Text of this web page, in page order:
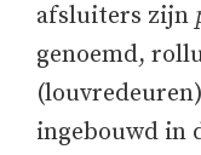
afsluiters zijn
genoemd,
ingebouwd in